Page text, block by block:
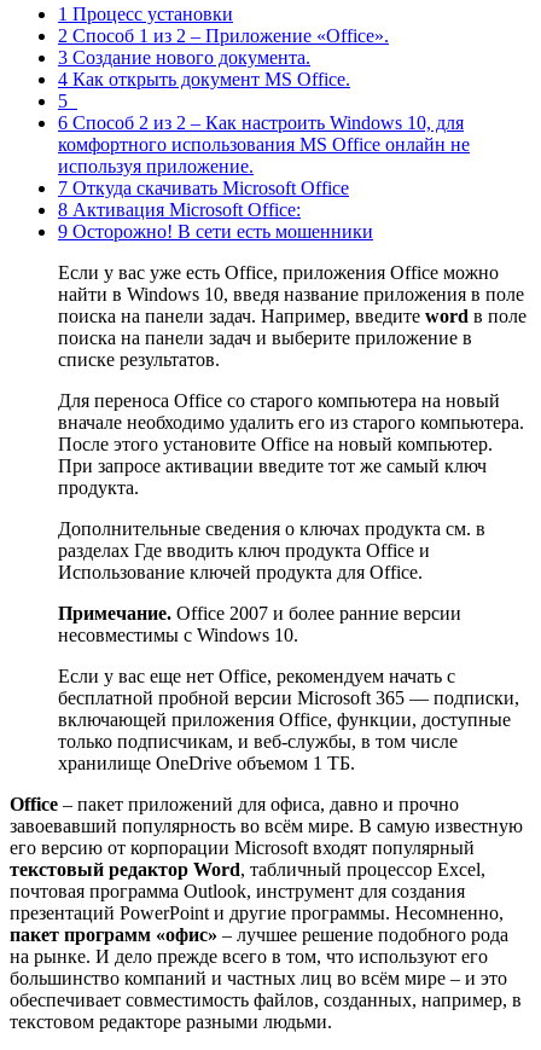
1 Процесс установки
2 Способ 1 из 2 – Приложение «Office».
3 Создание нового документа.
4 Как открыть документ MS Office.
5
6 Способ 2 из 2 – Как настроить Windows 10, для
комфортного использования MS Office онлайн не
используя приложение.
7 Откуда скачивать Microsoft Office
8 Активация Microsoft Office:
9 Осторожно! В сети есть мошенники
Если у вас уже есть Office, приложения Office можно
найти в Windows 10, введя название приложения в поле
поиска на панели задач. Например, введите word в поле
поиска на панели задач и выберите приложение в
списке результатов.
Для переноса Office со старого компьютера на новый
вначале необходимо удалить его из старого компьютера.
После этого установите Office на новый компьютер.
При запросе активации введите тот же самый ключ
продукта.
Дополнительные сведения о ключах продукта см. в
разделах Где вводить ключ продукта Office и
Использование ключей продукта для Office.
Примечание. Office 2007 и более ранние версии
несовместимы с Windows 10.
Если у вас еще нет Office, рекомендуем начать с
бесплатной пробной версии Microsoft 365 — подписки,
включающей приложения Office, функции, доступные
только подписчикам, и веб-службы, в том числе
хранилище OneDrive объемом 1 ТБ.
Office – пакет приложений для офиса, давно и прочно
завоевавший популярность во всём мире. В самую известную
его версию от корпорации Microsoft входят популярный
текстовый редактор Word, табличный процессор Excel,
почтовая программа Outlook, инструмент для создания
презентаций PowerPoint и другие программы. Несомненно,
пакет программ «офис» – лучшее решение подобного рода
на рынке. И дело прежде всего в том, что используют его
большинство компаний и частных лиц во всём мире – и это
обеспечивает совместимость файлов, созданных, например, в
текстовом редакторе разными людьми.